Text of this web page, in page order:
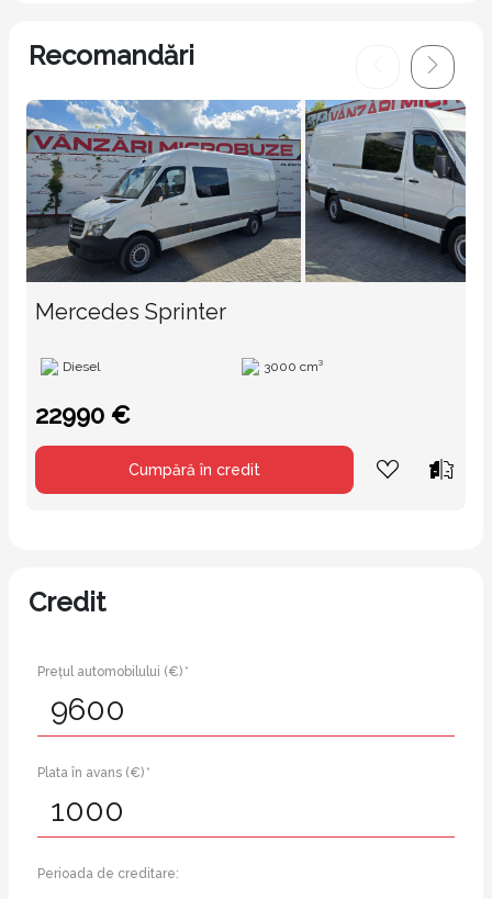
Recomandări
Mercedes Sprinter
Diesel 3000 cm³
22990 €
Cumpără în credit
Credit
Prețul automobilului (€) *
Plata în avans (€) *
Perioada de creditare: